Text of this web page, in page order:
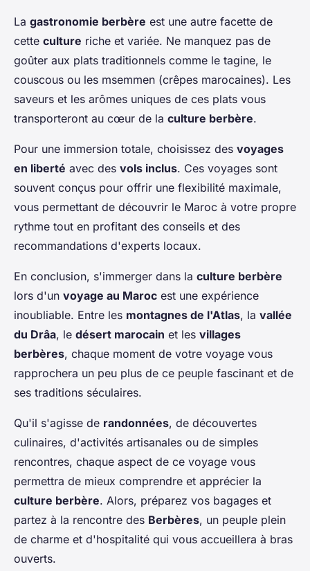
La gastronomie berbère est une autre facette de
cette culture riche et variée. Ne manquez pas de
goûter aux plats traditionnels comme le tagine, le
couscous ou les msemmen (crêpes marocaines). Les
saveurs et les arômes uniques de ces plats vous
transporteront au cœur de la culture berbère.
Pour une immersion totale, choisissez des voyages
en liberté avec des vols inclus. Ces voyages sont
souvent conçus pour offrir une flexibilité maximale,
vous permettant de découvrir le Maroc à votre propre
rythme tout en profitant des conseils et des
recommandations d'experts locaux.
En conclusion, s'immerger dans la culture berbère
lors d'un voyage au Maroc est une expérience
inoubliable. Entre les montagnes de l'Atlas, la vallée
du Drâa, le désert marocain et les villages
berbères, chaque moment de votre voyage vous
rapprochera un peu plus de ce peuple fascinant et de
ses traditions séculaires.
Qu'il s'agisse de randonnées, de découvertes
culinaires, d'activités artisanales ou de simples
rencontres, chaque aspect de ce voyage vous
permettra de mieux comprendre et apprécier la
culture berbère. Alors, préparez vos bagages et
partez à la rencontre des Berbères, un peuple plein
de charme et d'hospitalité qui vous accueillera à bras
ouverts.